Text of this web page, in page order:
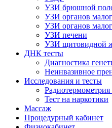
УЗИ брюшной
УЗИ органов
УЗИ органов
УЗИ печени
УЗИ щитовидной
ДНК тесты
Диагностика
Неинвазивное
Исследования и тесты
Тест на наркотики
Массаж
Процедурный кабинет